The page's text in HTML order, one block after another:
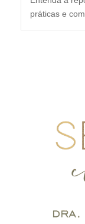
práticas e